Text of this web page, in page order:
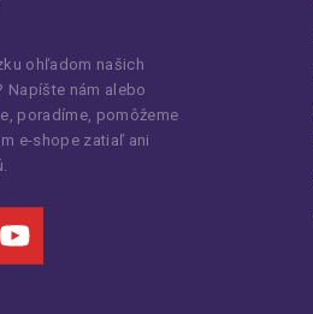
ohľadom našich
Napíšte nám alebo
poradíme, pomôžeme
e-shope zatiaľ ani